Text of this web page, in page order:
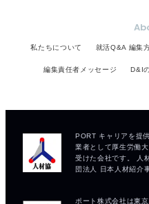
私たちについて 就活Q&A 編集
編集責任者メッセージ D&I